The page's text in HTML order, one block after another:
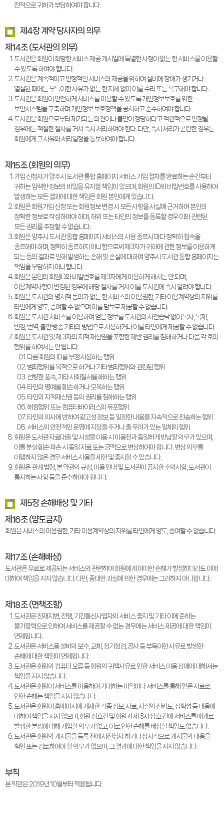
전적으로 귀하가 부담하여야 합니다.
제4장 계약 당사자의 의무
제14조 (도서관의 의무)
도서관은 회원이 희망한 서비스 제공 개시일에 특별한 사정이 없는 한 서비스를 이용할
수 있도록 하여야 합니다.
도서관은 계속적이고 안정적인 서비스의 제공을 위하여 설비에 장애가 생기거나
멸실된 때에는 부득이한 사유가 없는 한 지체 없이 이를 수리 또는 복구해야 합니다.
도서관은 회원이 안전하게 서비스를 이용할 수 있도록 개인정보보호를 위한
보안시스템을 구축하며 개인정보 보호정책을 공시하고 준수하여야 합니다.
도서관은 회원으로부터 제기되는 의견이나 불만이 정당하다고 객관적으로 인정될
경우에는 적절한 절차를 거쳐 즉시 처리하여야 한다. 다만, 즉시 처리가 곤란한 경우는
회원에게 그 사유와 처리일정을 통보하여야 합니다.
제15조 (회원의 의무)
가입 신청자가 양주시 도서관 통합 홈페이지 서비스 가입 절차를 완료하는 순간부터
귀하는 입력한 정보의 비밀을 유지할 책임이 있으며, 회원의 ID와 비밀번호를 사용하여
발생하는 모든 결과에 대한 책임은 회원 본인에게 있습니다.
회원은 회원가입 신청 또는 회원정보 변경 시 모든 사항을 사실에 근거하여 본인의
정확한 정보로 작성하여야 하며, 허위 또는 타인의 정보를 등록할 경우 이와 관련된
모든 권리를 주장할 수 없습니다.
회원은 양주시 도서관 통합 홈페이지 서비스의 사용 종료시 마다 정확히 접속을
종료해야 하며, 정확히 종료하지 아니함으로써 제3자가 귀하에 관한 정보를 이용하게
되는 등의 결과로 인해 발생하는 손해 및 손실에 대하여 양주시 도서관 통합 홈페이지는
책임을 부담하지 아니합니다.
회원은 본인의 회원ID와 비밀번호를 제3자에게 이용하게 해서는 안 되며,
이용계약사항이 변경된 경우에 해당 절차를 거쳐 이를 도서관에 즉시 알려야 합니다.
회원은 도서관의 명시적 동의가 없는 한 서비스의 이용권한, 기타 이용계약상의 지위를
타인에게 양도, 증여할 수 없으며 이를 담보로 제공할 수 없습니다.
회원은 도서관 서비스를 이용하여 얻은 정보를 도서관의 사전승낙 없이 복사, 복제,
변경, 번역, 출판·방송 기타의 방법으로 사용하거나 이를 타인에게 제공할 수 없습니다.
회원은 도서관 및 제 3자의 지적 재산권을 포함한 제반 권리를 침해하거나 다음 각 호의
행위를 하여서는 안 됩니다.
다른 회원의 ID를 부정 사용하는 행위
범죄행위를 목적으로 하거나 기타 범죄행위와 관련된 행위
선량한 풍속, 기타 사회질서를 해하는 행위
타인의 명예를 훼손하거나 모욕하는 행위
타인의 지적재산권 등의 권리를 침해하는 행위
해킹행위 또는 컴퓨터바이러스의 유포행위
타인의 의사에 반하여 광고성 정보 등 일정한 내용을 지속적으로 전송하는 행위
서비스의 안전적인 운영에 지장을 주거나 줄 우려가 있는 일체의 행위
회원은 도서관 자료대출 및 시설물 이용 시 이용전과 동일하게 반납할 의무가 있으며,
이를 분실·훼손·파손 시 동일 자료 또는 금액으로 변상하여야 합니다. 변상 의무를
이행하지 않은 경우 서비스 사용을 제한 및 중지할 수 있습니다.
회원은 관계 법령, 본 약관의 규정, 이용 안내 및 도서관이 공지한 주의사항, 도서관이
통지하는 사항 등을 준수하여야 합니다.
제5장 손해배상 및 기타
제16조 (양도금지)
회원은 서비스의 이용권한, 기타 이용계약상의 지위를 타인에게 양도, 증여할 수 없습니다.
제17조 (손해배상)
도서관은 무료로 제공되는 서비스와 관련하여 회원에게 어떠한 손해가 발생하더라도 이에
대하여 책임을 지지 않습니다. 다만, 중대한 과실에 의한 경우에는 그러하지 아니합니다.
제18조 (면책조항)
도서관은 천재지변, 전쟁, 기간통신사업자의 서비스 중지 및 기타 이에 준하는
불가항력으로 인하여 서비스를 제공할 수 없는 경우에는 서비스 제공에 대한 책임이
면제됩니다.
도서관은 서비스용 설비의 보수, 교체, 정기점검, 공사 등 부득이한 사유로 발생한
손해에 대한 책임이 면제됩니다.
도서관은 회원의 컴퓨터 오류 등 회원의 귀책사유로 인한 서비스 이용 장애에 대해서는
책임을 지지 않습니다.
도서관은 회원이 서비스를 이용하여 기대하는 이익이나 서비스를 통해 얻은 자료로
인한 손해는 책임을 지지 않습니다.
도서관은 회원이 홈페이지에 게재한 각종 정보, 자료, 사실의 신뢰도, 정확성 등 내용에
대하여 책임을 지지 않으며, 회원 상호간 및 회원과 제 3자 상호 간에 서비스를 매개로
발생한 분쟁에 대해 개입할 의무가 없고, 이로 인한 손해를 배상할 책임도 없습니다.
도서관은 회원의 게시물을 등록 전에 사전심사 하거나 상시적으로 게시물의 내용을
확인 또는 검토하여야 할 의무가 없으며, 그 결과에 대한 책임을 지지 않습니다.
부칙
본 약관은 2019년 10월부터 적용됩니다.